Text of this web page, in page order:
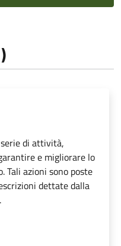
di attività,
e migliorare lo
azioni sono poste
dettate dalla